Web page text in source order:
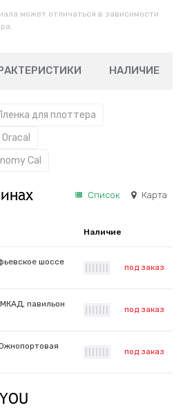
может отличаться в зависимости
НАЛИЧИЕ
для плоттера
Cal
Список Карта
Наличие
шоссе
под заказ
павильон
под заказ
под заказ